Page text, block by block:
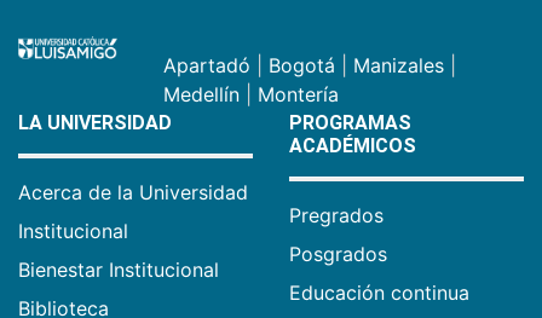
Apartadó Bogotá Manizales
Medellín
Montería
LA UNIVERSIDAD
Acerca de la Universidad
Institucional
Bienestar Institucional
Biblioteca
PROGRAMAS
ACADÉMICOS
Pregrados
Posgrados
Educación continua